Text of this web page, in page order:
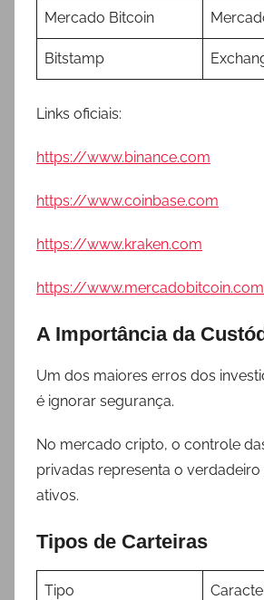
Mercado Bitcoin
Bitstamp
Links oficiais:
https://www.binance.com
https://www.coinbase.com
https://www.kraken.com
https://
A Importância da
Um dos maiores erros dos
é ignorar segurança.
No mercado cripto, o controle
privadas representa o
ativos.
Tipos de Carteiras
Tipo